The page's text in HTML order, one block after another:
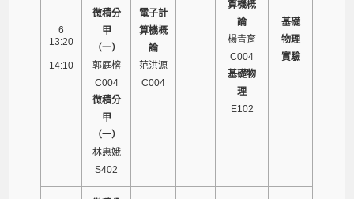
6
13:20
-
14:10
微積分
甲
（一）
郭庭榕
C004
微積分
甲
（一）
林惠娥
S402
電子計
算機概
論
范洪源
C004
算機概
論
楊青育
C004
基礎物
理
E102
基礎
物理
實驗